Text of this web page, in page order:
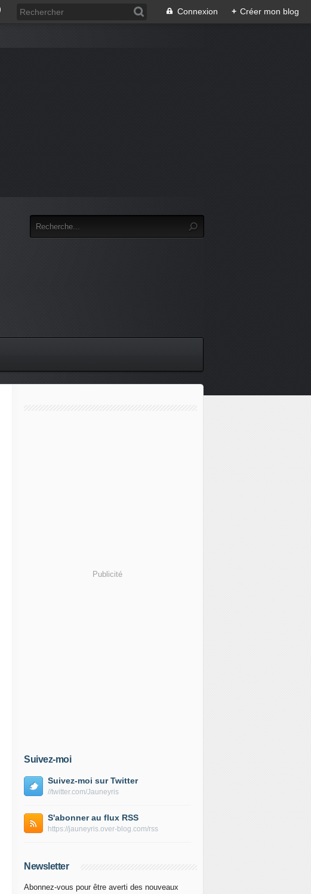
Connexion + Créer mon blog
Publicité
Suivez-moi
Suivez-moi sur Twitter
//twitter.com/Jauneyris
S'abonner au flux RSS
https://jauneyris.over-blog.com/rss
Newsletter
Abonnez-vous pour être averti des nouveaux